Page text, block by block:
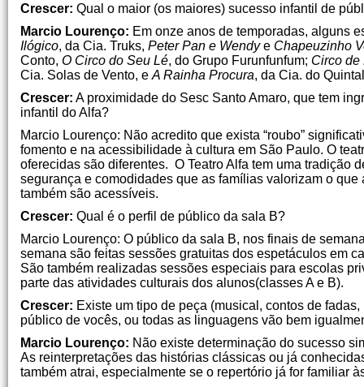
Crescer: Qual o maior (os maiores) sucesso infantil de
Marcio Lourenço: Em onze anos de temporadas, alguns
Ilógico, da Cia. Truks, Peter Pan e Wendye Chapeuzinho
Conto, O Circo do Seu Lé, do Grupo Furunfunfum; Circo de
Cia. Solas de Vento, e A Rainha Procura, da Cia. do
Crescer: A proximidade do Sesc Santo Amaro, que tem
infantil do Alfa?
Marcio Lourenço: Não acredito que exista “roubo”
fomento e na acessibilidade à cultura em São Paulo. O
oferecidas são diferentes. O Teatro Alfa tem uma tradição
segurança e comodidades que as famílias valorizam o
também são acessíveis.
Crescer: Qual é o perfil de público da sala B?
Marcio Lourenço: O público da sala B, nos finais de
semana são feitas sessões gratuitas dos espetáculos em
São também realizadas sessões especiais para escolas
parte das atividades culturais dos alunos(classes A e B).
Crescer: Existe um tipo de peça (musical, contos de
público de vocês, ou todas as linguagens vão bem
Marcio Lourenço: Não existe determinação do sucesso
As reinterpretações das histórias clássicas ou já
também atrai, especialmente se o repertório já for familiar